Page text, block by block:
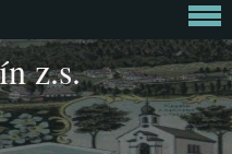
z.s.